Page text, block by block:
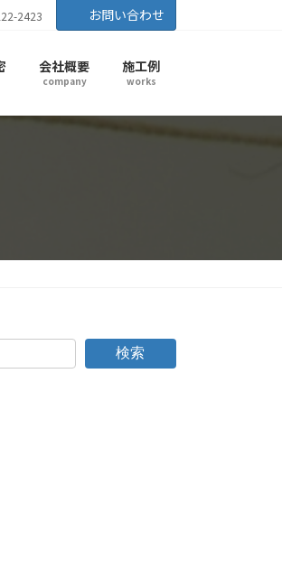
2423 お問い合わせ
会社概要
company
施工例
works
検索